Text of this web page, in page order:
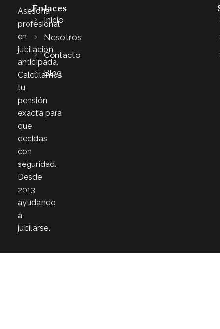
Asesoría
profesional
en
jubilación
anticipada.
Calculamos
tu
pensión
exacta para
que
decidas
con
seguridad.
Desde
2013
ayudando
a
jubilarse.
Enlaces
Inicio
Nosotros
Contacto
Blog